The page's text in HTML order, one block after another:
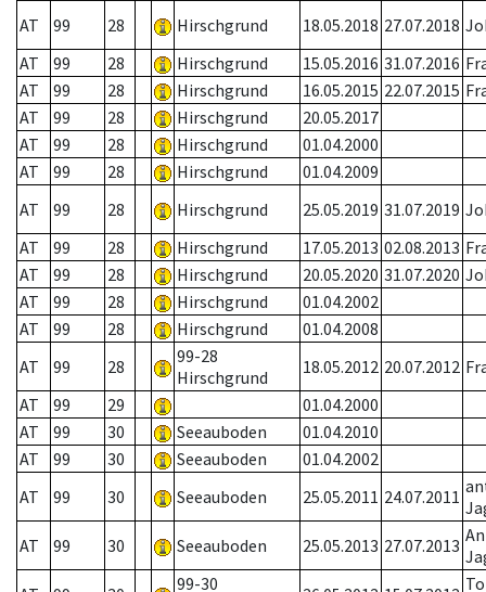
AT
99 28 Hirschgrund 18.05.2018 27.07.2018
AT
99 28 Hirschgrund 15.05.2016 31.07.2016
AT
99 28 Hirschgrund 16.05.2015 22.07.2015
AT
99 28 Hirschgrund
20.05.2017
AT
99 28 Hirschgrund
01.04.2000
AT
99 28 Hirschgrund
01.04.2009
AT
99 28 Hirschgrund 25.05.2019 31.07.2019
AT
99 28 Hirschgrund 17.05.2013 02.08.2013
AT
99 28 Hirschgrund 20.05.2020 31.07.2020
AT
99 28 Hirschgrund
01.04.2002
AT
99 28 Hirschgrund
01.04.2008
AT
99 28
99-28
Hirschgrund
18.05.2012 20.07.2012
AT
99 29
01.04.2000
AT
99 30 Seeauboden
01.04.2010
AT
99 30 Seeauboden
01.04.2002
AT
99 30 Seeauboden 25.05.2011 24.07.2011
AT
99 30 Seeauboden 25.05.2013 27.07.2013
99-30